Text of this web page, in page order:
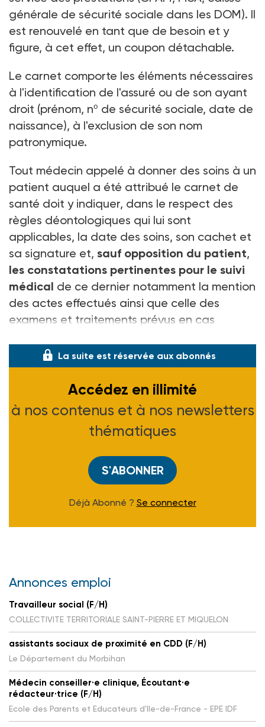
générale de sécurité sociale dans les DOM). Il
est renouvelé en tant que de besoin et y
figure, à cet effet, un coupon détachable.
Le carnet comporte les éléments nécessaires
à l'identification de l'assuré ou de son ayant
droit (prénom, nº de sécurité sociale, date de
naissance), à l'exclusion de son nom
patronymique.
Tout médecin appelé à donner des soins à un
patient auquel a été attribué le carnet de
santé doit y indiquer, dans le respect des
règles déontologiques qui lui sont
applicables, la date des soins, son cachet et
sa signature et, sauf opposition du patient,
les constatations pertinentes pour le suivi
médical de ce dernier notamment la mention
des actes effectués ainsi que celle des
examens et traitements prévus en cas
La suite est réservée aux abonnés
Accédez en illimité
à nos contenus et à nos newsletters
thématiques
S'ABONNER
Déjà Abonné ? Se connecter
Annonces emploi
Travailleur social (F/H)
COLLECTIVITE TERRITORIALE SAINT-PIERRE ET MIQUELON
assistants sociaux de proximité en CDD (F/H)
Le Département du Morbihan
Médecin conseiller·e clinique, Écoutant·e
rédacteur·trice (F/H)
Ecole des Parents et Educateurs d'Ile-de-France - EPE IDF